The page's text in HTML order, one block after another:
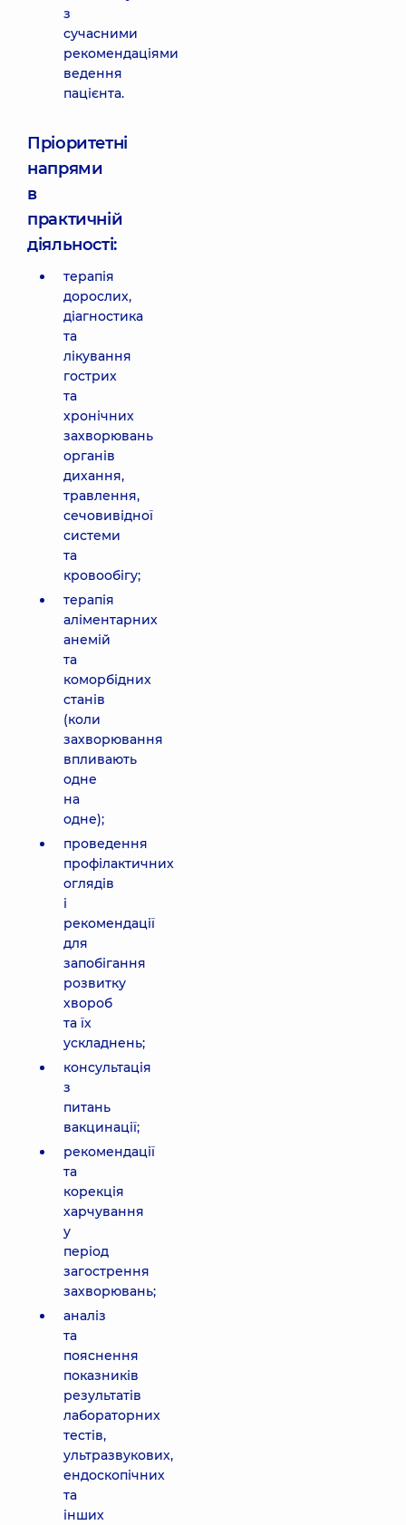
з
сучасними
рекомендаціями
ведення
пацієнта.
Пріоритетні
напрями
в
практичній
діяльності:
терапія
дорослих,
діагностика
та
лікування
гострих
та
хронічних
захворювань
органів
дихання,
травлення,
сечовивідної
системи
та
кровообігу;
терапія
аліментарних
анемій
та
коморбідних
станів
(коли
захворювання
впливають
одне
на
одне);
проведення
профілактичних
оглядів
і
рекомендації
для
запобігання
розвитку
хвороб
та їх
ускладнень;
консультація
з
питань
вакцинації;
рекомендації
та
корекція
харчування
у
період
загострення
захворювань;
аналіз
та
пояснення
показників
результатів
лабораторних
тестів,
ультразвукових,
ендоскопічних
та
інших